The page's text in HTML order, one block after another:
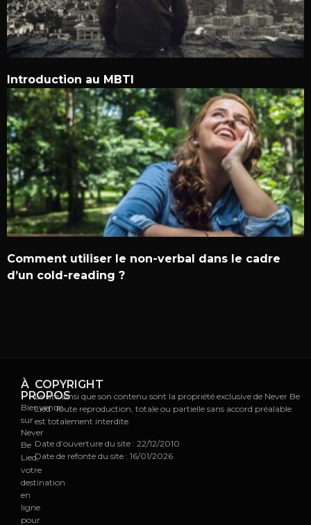
Introduction au MBTI
Comment utiliser le non-verbal dans le cadre
d’un cold-reading ?
À
PROPOS
Bienvenue
sur
Never
Be
Lied,
votre
destination
en
ligne
pour
COPYRIGHT
Le site ainsi que son contenu sont la propriété exclusive de Never Be
Lied. Toute reproduction, totale ou partielle sans accord préalable
est totalement interdite.
Date d’ouverture du site : 22/12/2010
Date de refonte du site : 16/01/2026